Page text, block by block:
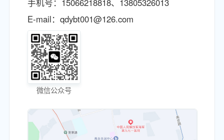
手机号： 15066218818、 13805326013
E-mail： qdybt001@126.com
微信公众号